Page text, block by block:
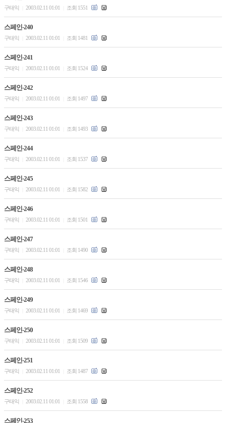
구태익 2003.02.11 01:01 조회 1551
스페인-240
구태익 2003.02.11 01:01 조회 1481
스페인-241
구태익 2003.02.11 01:01 조회 1524
스페인-242
구태익 2003.02.11 01:01 조회 1497
스페인-243
구태익 2003.02.11 01:01 조회 1493
스페인-244
구태익 2003.02.11 01:01 조회 1537
스페인-245
구태익 2003.02.11 01:01 조회 1582
스페인-246
구태익 2003.02.11 01:01 조회 1501
스페인-247
구태익 2003.02.11 01:01 조회 1490
스페인-248
구태익 2003.02.11 01:01 조회 1546
스페인-249
구태익 2003.02.11 01:01 조회 1469
스페인-250
구태익 2003.02.11 01:01 조회 1509
스페인-251
구태익 2003.02.11 01:01 조회 1487
스페인-252
구태익 2003.02.11 01:01 조회 1558
스페인-253